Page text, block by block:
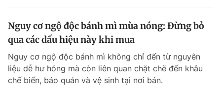
Đọc Thanh Niên trên điện thoại
Nguy cơ ngộ độc bánh mì mùa nóng: Đừng bỏ
qua các dấu hiệu này khi mua
Nguy cơ ngộ độc bánh mì không chỉ đến từ nguyên
liệu dễ hư hỏng mà còn liên quan chặt chẽ đến khâu
chế biến, bảo quản và vệ sinh tại nơi bán.